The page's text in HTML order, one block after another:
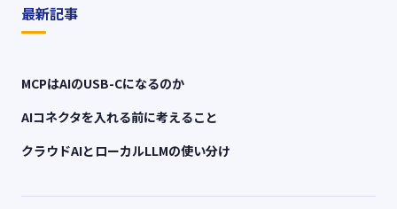
最新記事
MCPはAIのUSB-Cになるのか
AIコネクタを入れる前に考えること
クラウドAIとローカルLLMの使い分け